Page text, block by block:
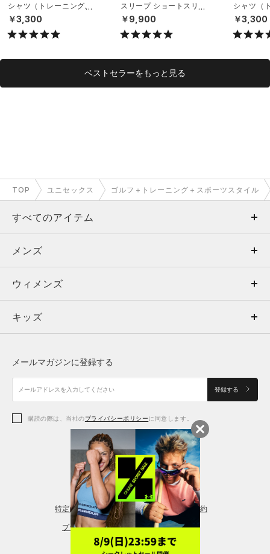
シャツ（トレーニング/U
NISEX）
￥3,300
スリープ ショートスリー
ブ シャツ（ライフスタイ
ル/UNISEX）
￥9,900
シャツ（
NISEX）
￥3,300
ベストセラーをもっと見る
TOP ユニセックス ゴルフ＋トレーニング＋スポーツスタイル
すべてのアイテム
メンズ
ウィメンズ
キッズ
アクセサリー
メンズ
トップス
ボトムス
アクセサリー
ウィメンズ
トップス
シューズ
アクセサリー
レギンス＆タイツ
キッズ
シューズ
メールマガジンに登録する
登録する
購読の際は、当社のプライバシーポリシーに同意します。
特定商取引法に基づく通販の表記 会員規約
プライバシーポリシー